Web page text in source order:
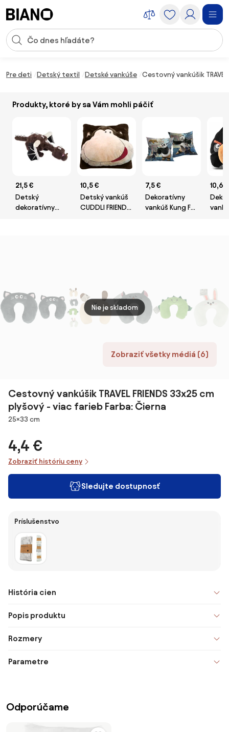
Vstup pre vyhľadávanie
Pre deti Detský textil Detské vankúše Cestovný vankúšik
Produkty, ktoré by sa Vám mohli páčiť
21,5 €
Detský
dekoratívny
10,5 €
Detský vankúš
CUDDLI FRIENDS
7,5 €
Dekoratívny
vankúš Kung Fu
Zobraziť všetky médiá (6)
Nie je skladom
Cestovný vankúšik TRAVEL FRIENDS 33x25 cm
plyšový - viac farieb Farba: Čierna
Rozmery
25×33 cm
4,4 €
Zobraziť históriu ceny
Sledujte dostupnosť
Príslušenstvo
História cien
Popis produktu
Rozmery
Parametre
Odporúčame